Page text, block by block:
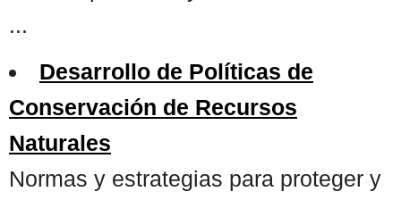
...
Desarrollo de Políticas de
Conservación de Recursos
Naturales
Normas y estrategias para proteger y